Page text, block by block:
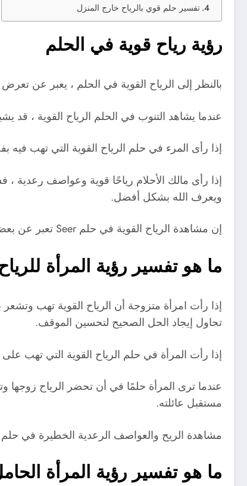
تفسير حلم قوي بالرياح خارج المنزل
رؤية رياح قوية في الحلم
بالنظر إلى الرياح القوية في الحلم ، يعبر عن
عندما يشاهد التنوب في الحلم الرياح القوية ، قد
إذا رأى المرء في حلم الرياح القوية التي تهب
إذا رأى مالك الأحلام رياحًا قوية وعواصف رعدية
ويعرف الله بشكل أفضل.
إن مشاهدة الرياح القوية في حلم Seer تعبر عن بعض الأخبار السيئة في الفترة المقبلة ، والتي ستدخل قلبه البؤس والحزن الكبير.
ما هو تفسير رؤية المرأة
إذا رأت امرأة متزوجة أن الرياح القوية تهب
تحاول إيجاد الحل الصحيح لتحسين الموقف.
إذا رأت المرأة في حلم الرياح القوية التي تهب
عندما ترى المرأة حلمًا في أن تحضر الرياح زوجها
مستقبل عائلته.
مشاهدة الريح والعواصف الرعدية الخطيرة في حلم
ما هو تفسير رؤية المرأة